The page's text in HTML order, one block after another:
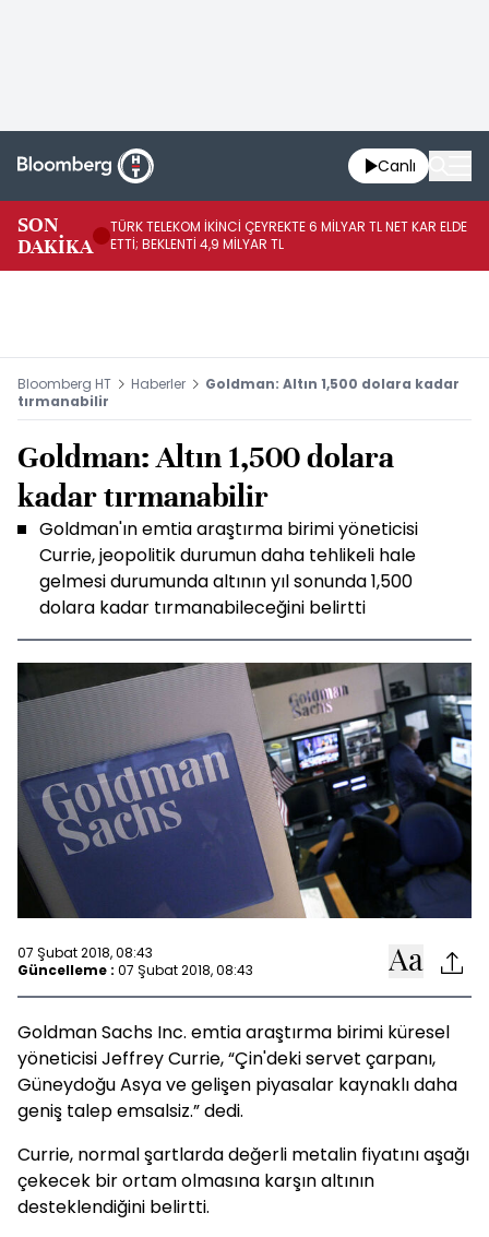
Canlı
SON
DAKİKA
TÜRK TELEKOM İKİNCİ ÇEYREKTE 6 MİLYAR TL NET KAR ELDE
ETTİ; BEKLENTİ 4,9 MİLYAR TL
Bloomberg HT Haberler
Goldman: Altın 1,500 dolara kadar
tırmanabilir
Goldman: Altın 1,500 dolara
kadar tırmanabilir
Goldman'ın emtia araştırma birimi yöneticisi
Currie, jeopolitik durumun daha tehlikeli hale
gelmesi durumunda altının yıl sonunda 1,500
dolara kadar tırmanabileceğini belirtti
07 Şubat 2018, 08:43
Güncelleme : 07 Şubat 2018, 08:43
Goldman Sachs Inc. emtia araştırma birimi küresel
yöneticisi Jeffrey Currie, “Çin'deki servet çarpanı,
Güneydoğu Asya ve gelişen piyasalar kaynaklı daha
geniş talep emsalsiz.” dedi.
Currie, normal şartlarda değerli metalin fiyatını aşağı
çekecek bir ortam olmasına karşın altının
desteklendiğini belirtti.